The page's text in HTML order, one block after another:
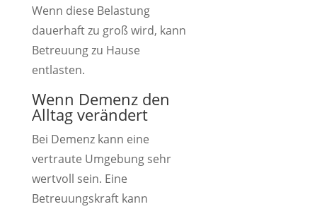
Wenn diese Belastung
dauerhaft zu groß wird, kann
Betreuung zu Hause
entlasten.
Wenn Demenz den
Alltag verändert
Bei Demenz kann eine
vertraute Umgebung sehr
wertvoll sein. Eine
Betreuungskraft kann